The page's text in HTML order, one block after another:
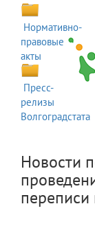
Нормативно-
правовые
акты
Пресс-
релизы
Волгоградстата
Новости
переписи